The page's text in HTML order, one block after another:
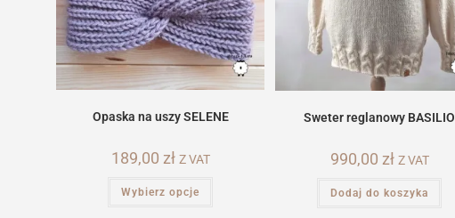
Opaska na uszy SELENE
189,00 zł Z VAT
Wybierz opcje
Sweter reglanowy BASILIO
990,00 zł Z VAT
Dodaj do koszyka